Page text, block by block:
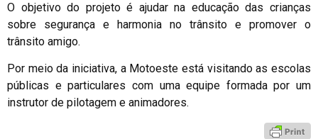
O objetivo do projeto é ajudar na educação das crianças
sobre segurança e harmonia no trânsito e promover o
trânsito amigo.
Por meio da iniciativa, a Motoeste está visitando as escolas
públicas e particulares com uma equipe formada por um
instrutor de pilotagem e animadores.